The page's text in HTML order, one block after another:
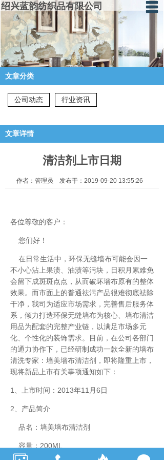
绍兴蓝韵纺织品有限公司
蓝韵首页
走进蓝韵
产品中心
体验馆
厂房设备
人才招聘
申请加盟
文章分类
公司动态 行业资讯
文章详情
清洁剂上市日期
作者：管理员 发布于：2019-09-20 13:55:26
各位尊敬的客户：
您们好！
在日常生活中，环保无缝墙布可能会因一
不小心沾上果渍、油渍等污块，日积月累难免
会留下成斑斑点点，从而破坏墙布原有的整体
效果。而市面上的普通祛污产品很难彻底祛除
干净，我司为适应市场需求，完善售后服务体
系，倾力打造环保无缝墙布为核心、墙布清洁
用品为配套的完整产业链，以满足市场多元
化、个性化的装饰需求。目前，在公司各部门
的通力协作下，已经研制成功一款全新的墙布
清洗专家：墙美墙布清洁剂，即将隆重上市，
现将新品上市有关事项通知如下：
1、上市时间：2013年11月6日
2、产品简介
品名：墙美墙布清洁剂
容量：200ML